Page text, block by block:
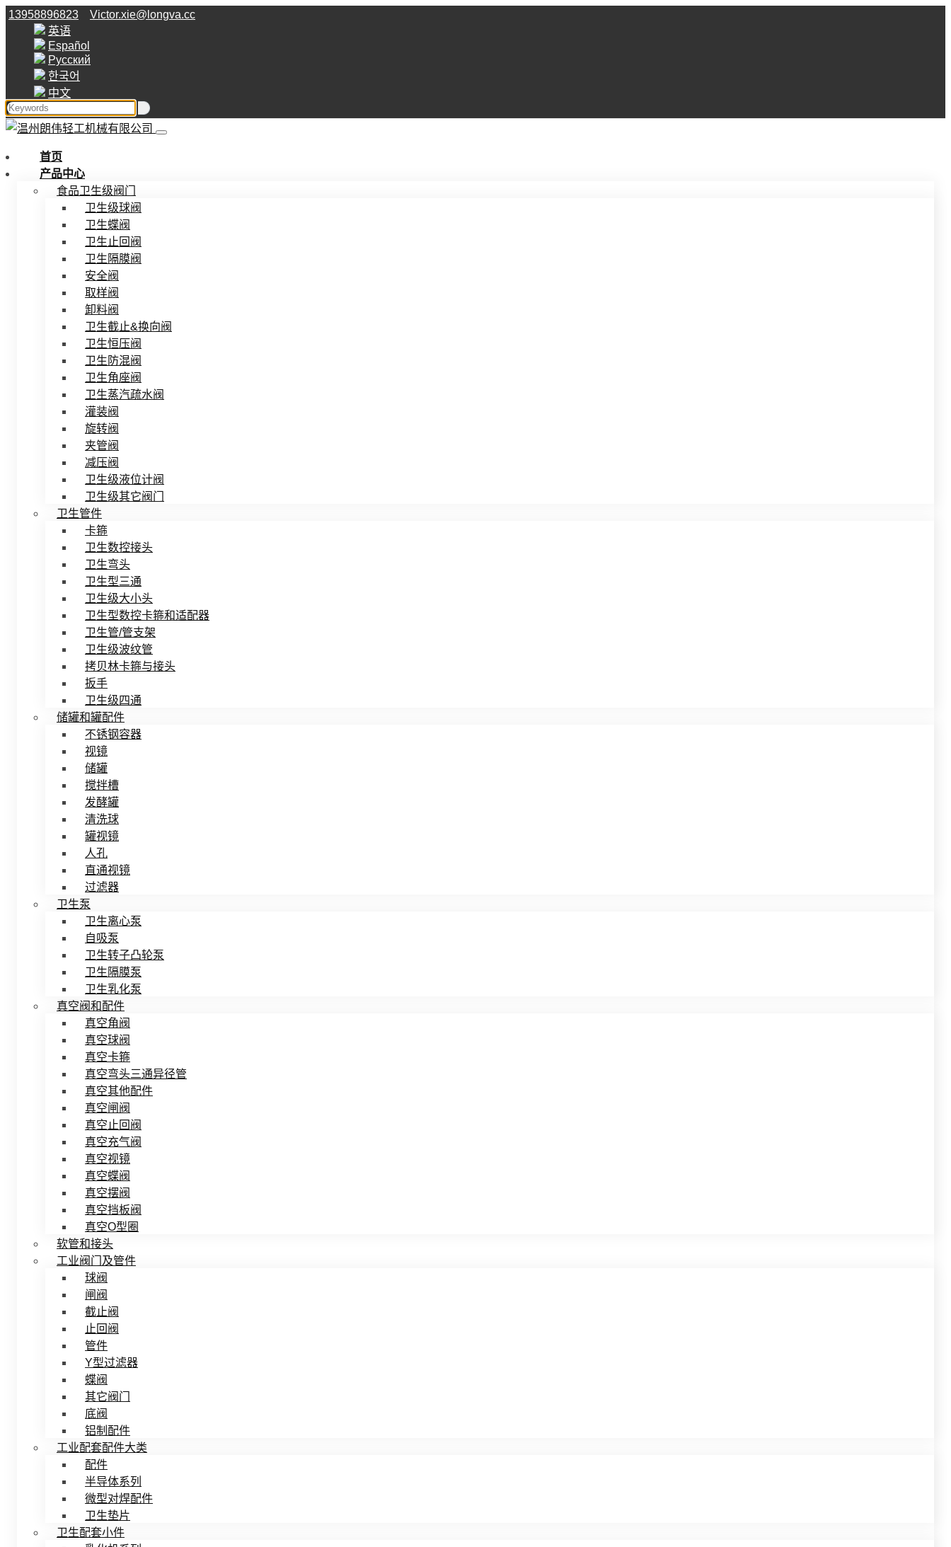
13958896823
Victor.xie@longva.cc
英语
Español
Русский
한국어
中文
首页
产品中心
食品卫生级阀门
卫生级球阀
卫生蝶阀
卫生止回阀
卫生隔膜阀
安全阀
取样阀
卸料阀
卫生截止&换向阀
卫生恒压阀
卫生防混阀
卫生角座阀
卫生蒸汽疏水阀
灌装阀
旋转阀
夹管阀
减压阀
卫生级液位计阀
卫生级其它阀门
卫生管件
卡箍
卫生数控接头
卫生弯头
卫生型三通
卫生级大小头
卫生型数控卡箍和适配器
卫生管/管支架
卫生级波纹管
拷贝林卡箍与接头
扳手
卫生级四通
储罐和罐配件
不锈钢容器
视镜
储罐
搅拌槽
发酵罐
清洗球
罐视镜
人孔
直通视镜
过滤器
卫生泵
卫生离心泵
自吸泵
卫生转子凸轮泵
卫生隔膜泵
卫生乳化泵
真空阀和配件
真空角阀
真空球阀
真空卡箍
真空弯头三通异径管
真空其他配件
真空闸阀
真空止回阀
真空充气阀
真空视镜
真空蝶阀
真空摆阀
真空挡板阀
真空O型圈
软管和接头
工业阀门及管件
球阀
闸阀
截止阀
止回阀
管件
Y型过滤器
蝶阀
其它阀门
底阀
铝制配件
工业配套配件大类
配件
半导体系列
微型对焊配件
卫生垫片
卫生配套小件